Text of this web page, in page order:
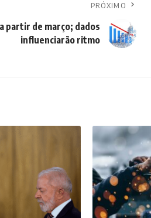
PRÓXIMO
partir de março; dados
influenciarão ritmo